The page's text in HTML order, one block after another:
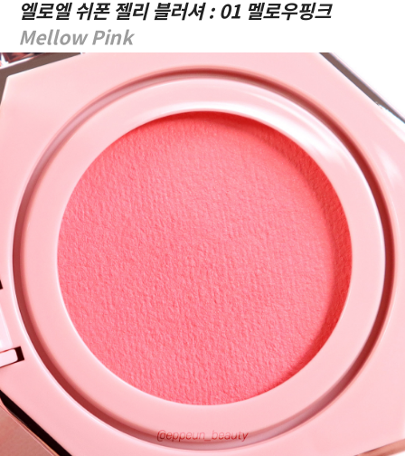
엘로엘 쉬폰 젤리 블러셔 : 01 멜로우핑크
Mellow Pink